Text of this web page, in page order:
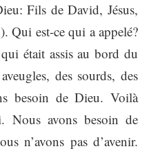
Fils de David, Jésus,
Qui est-ce qui a appelé?
était assis au bord du
des sourds, des
besoin de Dieu. Voilà
Nous avons besoin de
n’avons pas d’avenir.